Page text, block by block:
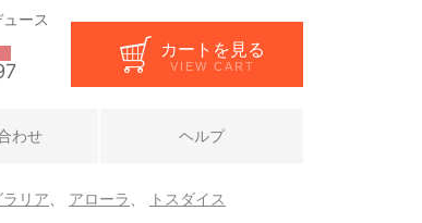
ース
カートを見る
VIEW CART
わせ ヘルプ
ラリア アローラ トスダイス